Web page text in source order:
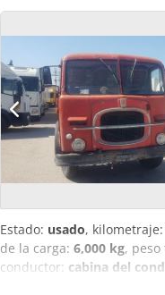
revestido en aluminio,
ofrece ninguna garantía.
Ee Alfjrf El autobús se
cambios de 5 velocidades
Estado: usado, kilometraje:
de la carga: 6,000 kg, peso
conductor: cabina del
, Vehículo en